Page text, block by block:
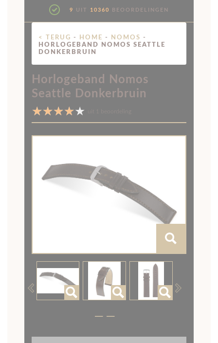
9 UIT 10360 BEOORDELINGEN
< TERUG - HOME - NOMOS -
HORLOGEBAND NOMOS SEATTLE
DONKERBRUIN
Horlogeband Nomos
Seattle Donkerbruin
uit 1 beoordeling
Previous Next